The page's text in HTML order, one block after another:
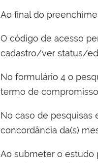
Ao final do
O código de acesso
cadastro/ver status/
No formulário 4 o
termo de
No caso de pesquisas
concordância da(s)
Ao submeter o estudo